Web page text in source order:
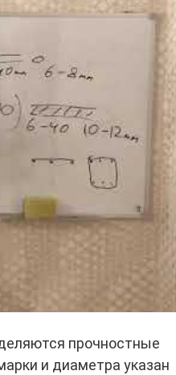
прочностные
и диаметра указан